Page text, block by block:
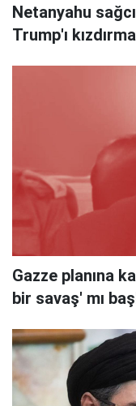
Netanyahu
Trump'ı
Gazze planına
bir savaş' mı